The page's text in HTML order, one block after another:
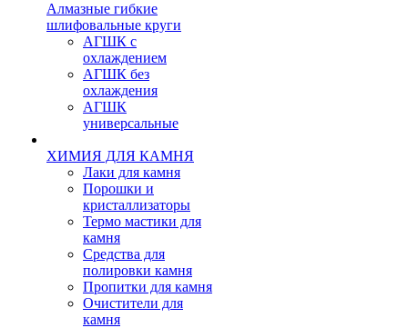
Алмазные гибкие
шлифовальные круги
АГШК с
охлаждением
АГШК без
охлаждения
АГШК
универсальные
ХИМИЯ ДЛЯ КАМНЯ
Лаки для камня
Порошки и
кристаллизаторы
Термо мастики для
камня
Средства для
полировки камня
Пропитки для камня
Очистители для
камня